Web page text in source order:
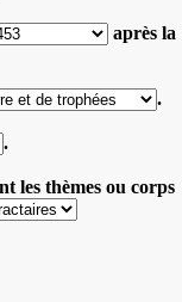
après la
.
.
les thèmes ou corps